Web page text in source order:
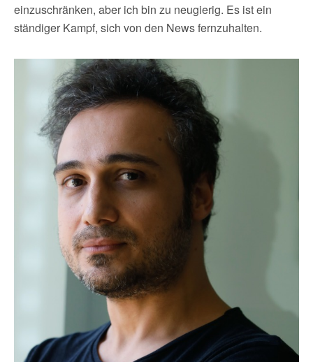
einzuschränken, aber ich bin zu neugierig. Es ist ein
ständiger Kampf, sich von den News fernzuhalten.